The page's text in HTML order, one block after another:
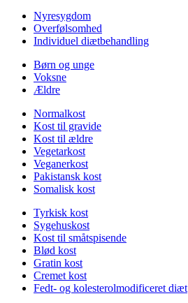
Nyresygdom
Overfølsomhed
Individuel diætbehandling
Børn og unge
Voksne
Ældre
Normalkost
Kost til gravide
Kost til ældre
Vegetarkost
Veganerkost
Pakistansk kost
Somalisk kost
Tyrkisk kost
Sygehuskost
Kost til småtspisende
Blød kost
Gratin kost
Cremet kost
Fedt- og kolesterolmodificeret diæt